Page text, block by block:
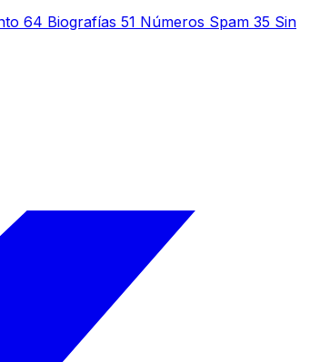
64 Biografías 51 Números Spam 35 Sin